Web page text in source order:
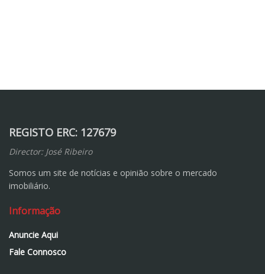
REGISTO ERC: 127679
Director: José Ribeiro
Somos um site de notícias e opinião sobre o mercado
imobiliário.
Informação
Anuncie Aqui
Fale Connosco